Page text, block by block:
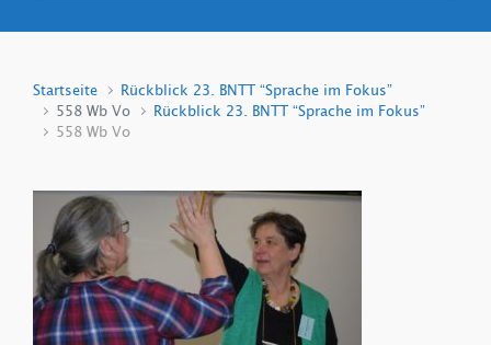
Startseite
Rückblick 23. BNTT “Sprache im Fokus”
558 Wb Vo
Rückblick 23. BNTT “Sprache im Fokus”
558 Wb Vo